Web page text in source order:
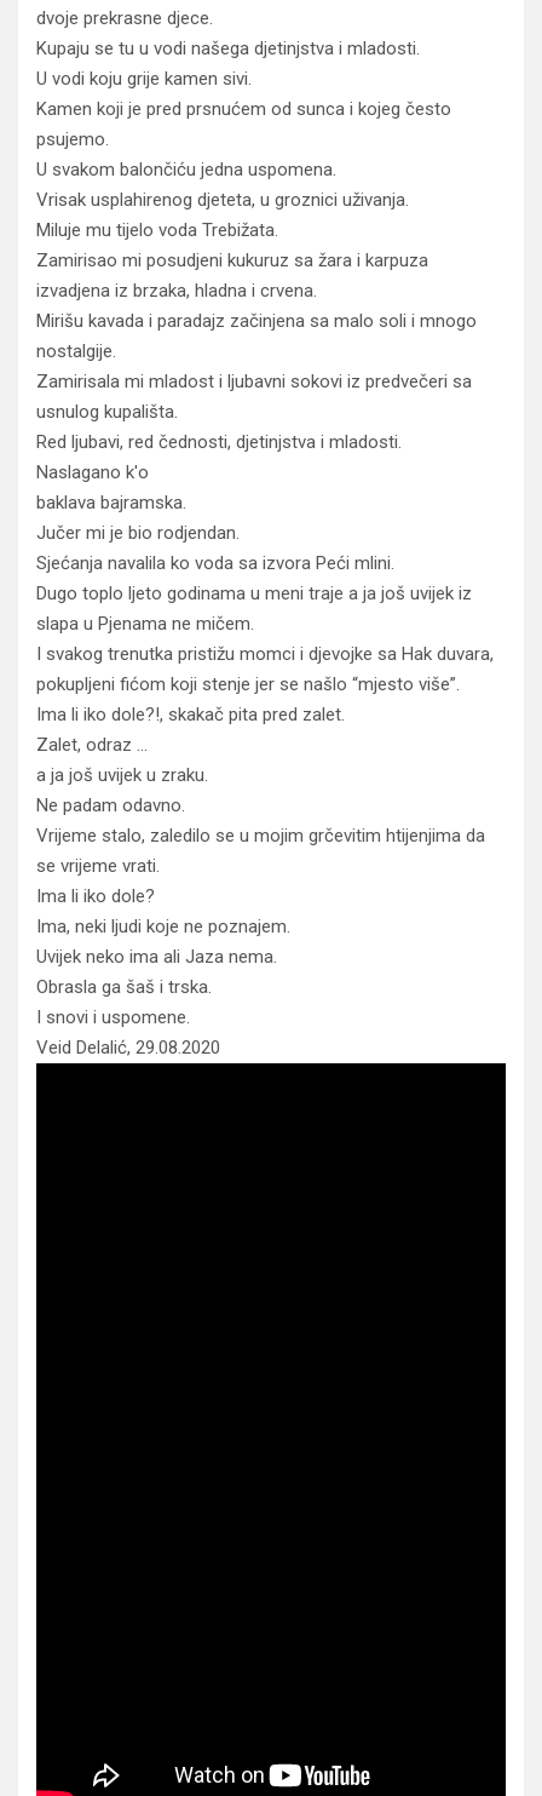
dvoje prekrasne djece.
Kupaju se tu u vodi našega djetinjstva i mladosti.
U vodi koju grije kamen sivi.
Kamen koji je pred prsnućem od sunca i kojeg često
psujemo.
U svakom balončiću jedna uspomena.
Vrisak usplahirenog djeteta, u groznici uživanja.
Miluje mu tijelo voda Trebižata.
Zamirisao mi posudjeni kukuruz sa žara i karpuza
izvadjena iz brzaka, hladna i crvena.
Mirišu kavada i paradajz začinjena sa malo soli i mnogo
nostalgije.
Zamirisala mi mladost i ljubavni sokovi iz predvečeri sa
usnulog kupališta.
Red ljubavi, red čednosti, djetinjstva i mladosti.
Naslagano k'o
baklava bajramska.
Jučer mi je bio rodjendan.
Sjećanja navalila ko voda sa izvora Peći mlini.
Dugo toplo ljeto godinama u meni traje a ja još uvijek iz
slapa u Pjenama ne mičem.
I svakog trenutka pristižu momci i djevojke sa Hak duvara,
pokupljeni fićom koji stenje jer se našlo “mjesto više”.
Ima li iko dole?!, skakač pita pred zalet.
Zalet, odraz …
a ja još uvijek u zraku.
Ne padam odavno.
Vrijeme stalo, zaledilo se u mojim grčevitim htijenjima da
se vrijeme vrati.
Ima li iko dole?
Ima, neki ljudi koje ne poznajem.
Uvijek neko ima ali Jaza nema.
Obrasla ga šaš i trska.
I snovi i uspomene.
Veid Delalić, 29.08.2020